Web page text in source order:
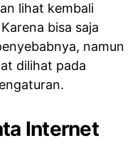
lihat kembali
bisa saja
namun
dilihat pada
Internet